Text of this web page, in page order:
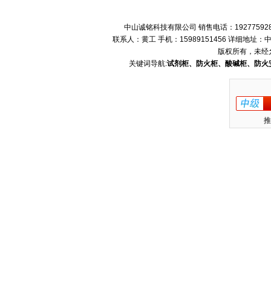
中山诚铭科技有限公司 销售电话：
联系人：黄工 手机：15989151456 详细地址：
版权所有，未经
关键词导航:试剂柜、防火柜、酸碱柜、防